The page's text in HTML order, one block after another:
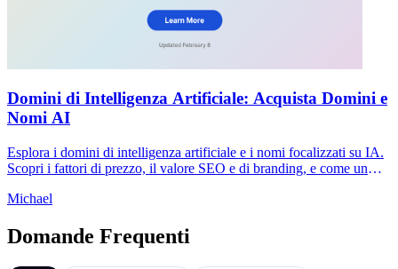
Domini di Intelligenza Artificiale: Acquista Domini e
Nomi AI
Esplora i domini di intelligenza artificiale e i nomi focalizzati su IA.
Scopri i fattori di prezzo, il valore SEO e di branding, e come un
Michael
Domande Frequenti